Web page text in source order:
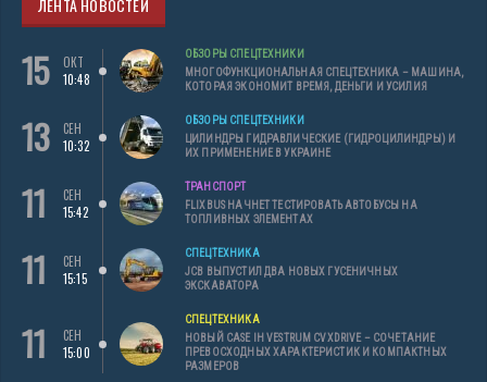
15
ОКТ
10:48
ОБЗОРЫ СПЕЦТЕХНИКИ
МНОГОФУНКЦИОНАЛЬНАЯ СПЕЦТЕХНИКА – МАШИНА,
КОТОРАЯ ЭКОНОМИТ ВРЕМЯ, ДЕНЬГИ И УСИЛИЯ
13
СЕН
10:32
ОБЗОРЫ СПЕЦТЕХНИКИ
ЦИЛИНДРЫ ГИДРАВЛИЧЕСКИЕ (ГИДРОЦИЛИНДРЫ) И
ИХ ПРИМЕНЕНИЕ В УКРАИНЕ
11
СЕН
15:42
ТРАНСПОРТ
FLIXBUS НАЧНЕТ ТЕСТИРОВАТЬ АВТОБУСЫ НА
ТОПЛИВНЫХ ЭЛЕМЕНТАХ
11
СЕН
15:15
СПЕЦТЕХНИКА
JCB ВЫПУСТИЛ ДВА НОВЫХ ГУСЕНИЧНЫХ
ЭКСКАВАТОРА
11
СЕН
15:00
СПЕЦТЕХНИКА
НОВЫЙ CASE IH VESTRUM CVXDRIVE – СОЧЕТАНИЕ
ПРЕВОСХОДНЫХ ХАРАКТЕРИСТИК И КОМПАКТНЫХ
РАЗМЕРОВ